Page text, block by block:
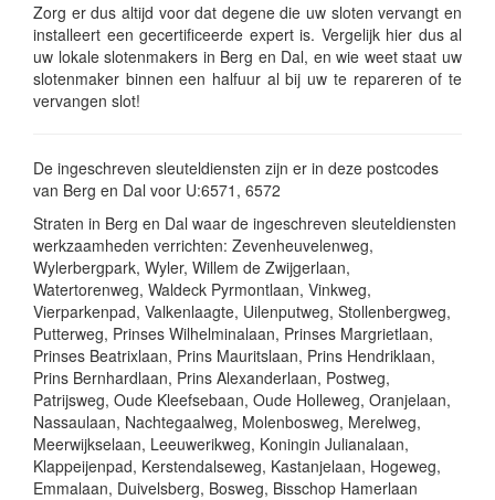
Zorg er dus altijd voor dat degene die uw sloten vervangt en
installeert een gecertificeerde expert is. Vergelijk hier dus al
uw lokale slotenmakers in Berg en Dal, en wie weet staat uw
slotenmaker binnen een halfuur al bij uw te repareren of te
vervangen slot!
De ingeschreven sleuteldiensten zijn er in deze postcodes
van Berg en Dal voor U:6571, 6572
Straten in Berg en Dal waar de ingeschreven sleuteldiensten
werkzaamheden verrichten: Zevenheuvelenweg,
Wylerbergpark, Wyler, Willem de Zwijgerlaan,
Watertorenweg, Waldeck Pyrmontlaan, Vinkweg,
Vierparkenpad, Valkenlaagte, Uilenputweg, Stollenbergweg,
Putterweg, Prinses Wilhelminalaan, Prinses Margrietlaan,
Prinses Beatrixlaan, Prins Mauritslaan, Prins Hendriklaan,
Prins Bernhardlaan, Prins Alexanderlaan, Postweg,
Patrijsweg, Oude Kleefsebaan, Oude Holleweg, Oranjelaan,
Nassaulaan, Nachtegaalweg, Molenbosweg, Merelweg,
Meerwijkselaan, Leeuwerikweg, Koningin Julianalaan,
Klappeijenpad, Kerstendalseweg, Kastanjelaan, Hogeweg,
Emmalaan, Duivelsberg, Bosweg, Bisschop Hamerlaan